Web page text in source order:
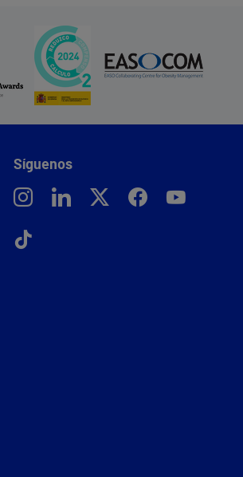
Síguenos